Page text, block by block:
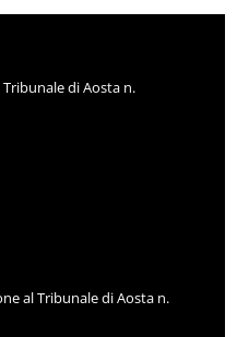
di Aosta n.
al Tribunale di Aosta n.